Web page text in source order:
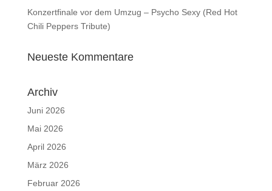
Konzertfinale vor dem Umzug – Psycho Sexy (Red Hot
Chili Peppers Tribute)
Neueste Kommentare
Archiv
Juni 2026
Mai 2026
April 2026
März 2026
Februar 2026